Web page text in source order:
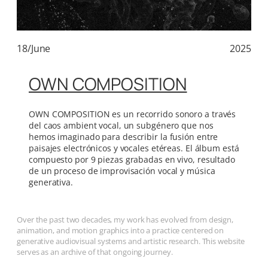
18/June 2025
OWN COMPOSITION
OWN COMPOSITION es un recorrido sonoro a través
del caos ambient vocal, un subgénero que nos
hemos imaginado para describir la fusión entre
paisajes electrónicos y vocales etéreas. El álbum está
compuesto por 9 piezas grabadas en vivo, resultado
de un proceso de improvisación vocal y música
generativa.
Over the past two decades, my work has evolved from design,
animation, and motion graphics into a practice centered on
generative audiovisual systems and artistic research. This website
serves as an archive of that ongoing journey.